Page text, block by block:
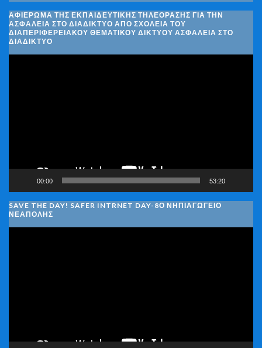
ΑΦΙΈΡΩΜΑ ΤΗΣ ΕΚΠΑΙΔΕΥΤΙΚΉΣ ΤΗΛΕΌΡΑΣΗΣ ΓΙΑ ΤΗΝ
ΑΣΦΆΛΕΙΑ ΣΤΟ ΔΙΑΔΊΚΤΥΟ ΑΠΌ ΣΧΟΛΕΊΑ ΤΟΥ
ΔΙΑΠΕΡΙΦΕΡΕΙΑΚΟΎ ΘΕΜΑΤΙΚΟΎ ΔΙΚΤΎΟΥ ΑΣΦΆΛΕΙΑ ΣΤΟ
ΔΙΑΔΊΚΤΥΟ
00:00 53:20
SAVE THE DAY! SAFER INTRNET DAY-8Ο ΝΗΠΙΑΓΩΓΕΙΟ
ΝΕΑΠΟΛΗΣ